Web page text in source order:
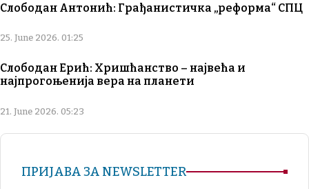
Слободан Антонић: Грађанистичка „реформа“ СПЦ
25. June 2026. 01:25
Слободан Ерић: Хришћанство – највећа и
најпрогоњенија вера на планети
21. June 2026. 05:23
ПРИЈАВА ЗА NEWSLETTER